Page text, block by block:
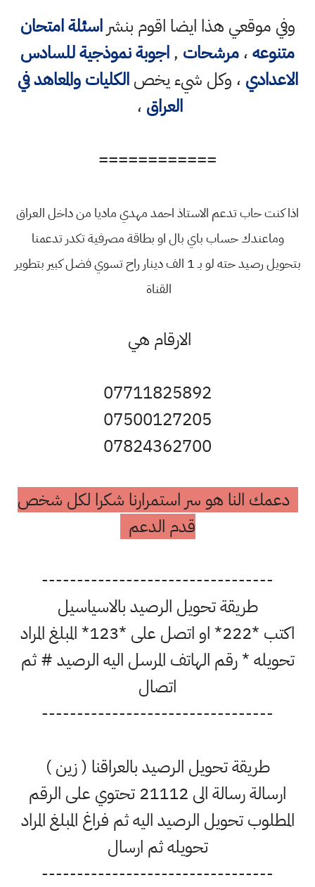
وفي موقعي هذا ايضا اقوم بنشراسئلة امتحان
متنوعه،مرشحات ,اجوبة نموذجية للسادس
الاعدادي ، وكل شيء يخصالكليات والمعاهد في
العراق ،
============
اذا كنت حاب تدعم الاستاذ احمد مهدي ماديا من داخل العراق
وماعندك حساب باي بال او بطاقة مصرفية تكدر تدعمنا
بتحويل رصيد حته لو بـ 1 الف دينار راح تسوي فضل كبير بتطوير
القناة
الارقام هي
07711825892
07500127205
07824362700
دعمك النا هو سر استمرارنا شكرا لكل شخص
قدم الدعم
---------------------------------
طريقة تحويل الرصيد بالاسياسيل
اكتب *222* او اتصل على *123* المبلغ المراد
تحويله * رقم الهاتف المرسل اليه الرصيد # ثم
اتصال
---------------------------------
طريقة تحويل الرصيد بالعراقنا ( زين )
ارسالة رسالة الى 21112 تحتوي على الرقم
المطلوب تحويل الرصيد اليه ثم فراغ المبلغ المراد
تحويله ثم ارسال
---------------------------------